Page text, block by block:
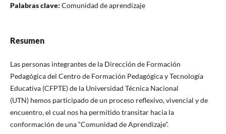
Palabras clave: Comunidad de aprendizaje
Resumen
Las personas integrantes de la Dirección de Formación
Pedagógica del Centro de Formación Pedagógica y Tecnología
Educativa (CFPTE) de la Universidad Técnica Nacional
(UTN) hemos participado de un proceso reflexivo, vivencial y de
encuentro, el cual nos ha permitido transitar hacia la
conformación de una “Comunidad de Aprendizaje”.